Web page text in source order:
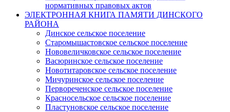
нормативных правовых актов
ЭЛЕКТРОННАЯ КНИГА ПАМЯТИ ДИНСКОГО
РАЙОНА
Динское сельское поселение
Старомышастовское сельское поселение
Нововеличковское сельское поселение
Васюринское сельское поселение
Новотитаровское сельское поселение
Мичуринское сельское поселение
Первореченское сельское поселение
Красносельское сельское поселение
Пластуновское сельское поселение